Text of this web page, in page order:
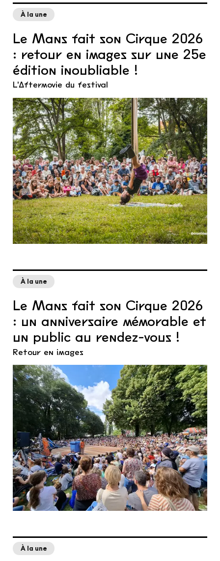
À la une
Le Mans fait son Cirque 2026
: retour en images sur une 25e
édition inoubliable !
L'Aftermovie du festival
À la une
Le Mans fait son Cirque 2026
: un anniversaire mémorable et
un public au rendez-vous !
Retour en images
À la une